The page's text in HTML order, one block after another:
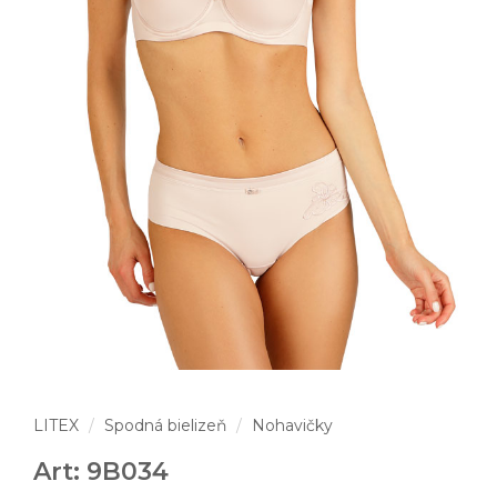
LITEX Spodná bielizeň Nohavičky
Art: 9B034